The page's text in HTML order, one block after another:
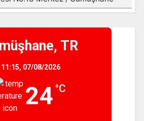
TR
11:15, 07/08/2026
24 °C